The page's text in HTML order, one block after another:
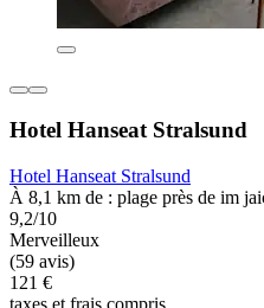
Hotel Hanseat Stralsund
Hotel Hanseat Stralsund
À 8,1 km de : plage près de im
9,2/10
Merveilleux
(59 avis)
121 €
taxes et frais compris